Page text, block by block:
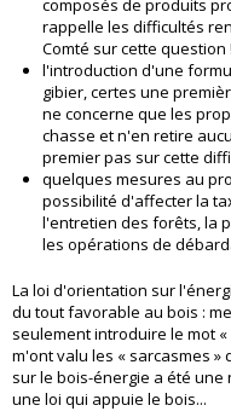
composés de produits
rappelle les difficultés
Comté sur cette question !
l'introduction d'une
gibier, certes une
ne concerne que les
chasse et n'en retire
premier pas sur cette
quelques mesures au
possibilité d'affecter la
l'entretien des forêts, la
les opérations de
La loi d'orientation sur
du tout favorable au bois :
seulement introduire le mot
m'ont valu les « sarcasmes »
sur le bois-énergie a été
une loi qui appuie le bois...